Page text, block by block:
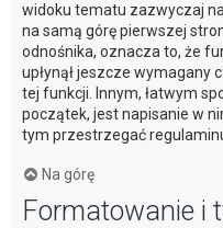
widoku tematu zazwyczaj
na samą górę pierwszej
odnośnika, oznacza to, że
upłynął jeszcze wymagany
tej funkcji. Innym, łatwym
początek, jest napisanie w
tym przestrzegać
Na górę
Formatowanie i